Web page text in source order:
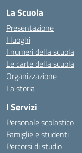
La Scuola
Presentazione
I luoghi
I numeri della scuola
Le carte della scuola
Organizzazione
La storia
I Servizi
Personale scolastico
Famiglie e studenti
Percorsi di studio